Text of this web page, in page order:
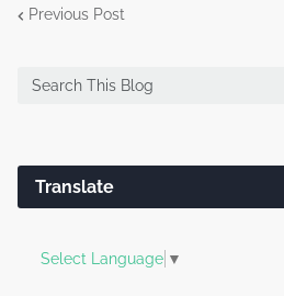
Previous Post
Translate
Select Language ▼